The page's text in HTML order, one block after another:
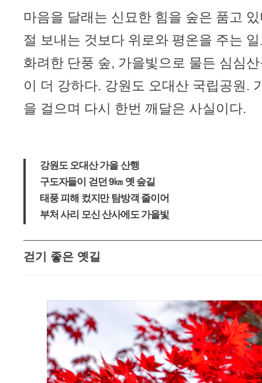
본문
마음을 달래는 신묘한 힘을 숲은 품고
절 보내는 것보다 위로와 평온을 주는
화려한 단풍 숲, 가을빛으로 물든 심심
이 더 강하다. 강원도 오대산 국립공원.
을 걸으며 다시 한번 깨달은 사실이다.
강원도 오대산 가을 산행
구도자들이 걷던 9㎞ 옛 숲길
태풍 피해 컸지만 탐방객 줄이어
부처 사리 모신 산사에도 가을빛
걷기 좋은 옛길